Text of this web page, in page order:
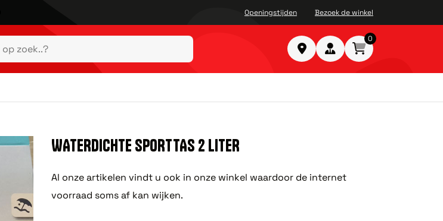
Openingstijden Bezoek de winkel
0
WATERDICHTE SPORTTAS 2 LITER
Al onze artikelen vindt u ook in onze winkel waardoor de internet
voorraad soms af kan wijken.